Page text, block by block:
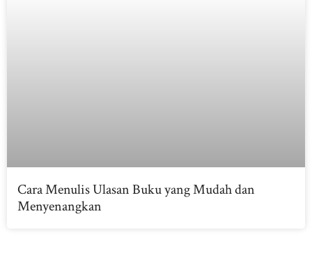
Cara Menulis Ulasan Buku yang Mudah dan
Menyenangkan